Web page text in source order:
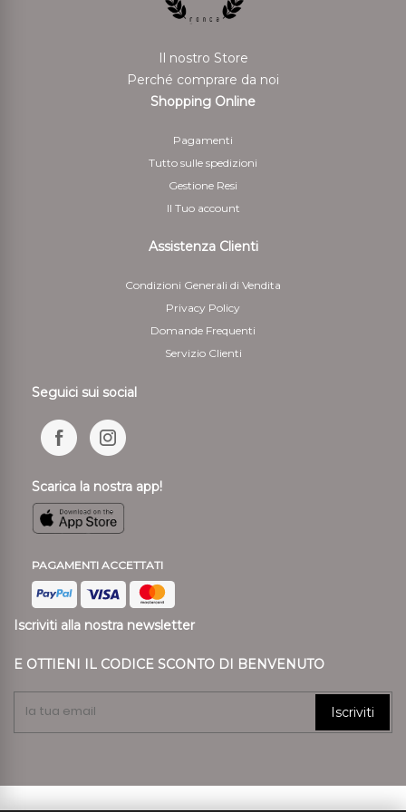
allíavvenuta dimostrazione da parte del cliente di aver
Per il rimborso da effettuarsi tramite bonifico bancario
il Cliente deve indicare anche le coordinate bancarie
necessarie per restituire le somme corrisposte
5 - Il cliente è responsabile solo della diminuzione del
valore dei beni risultante da una manipolazione diversa
da quella necessaria per stabilire la natura, le
caratteristiche e il funzionamento dei beni
Il nostro Store
Perché comprare da noi
Shopping Online
Pagamenti
Tutto sulle spedizioni
Gestione Resi
Il Tuo account
Assistenza Clienti
Condizioni Generali di Vendita
Privacy Policy
Domande Frequenti
Servizio Clienti
Seguici sui social
Scarica la nostra app!
PAGAMENTI ACCETTATI
Iscriviti alla nostra newsletter
E OTTIENI IL CODICE SCONTO DI BENVENUTO
Iscriviti